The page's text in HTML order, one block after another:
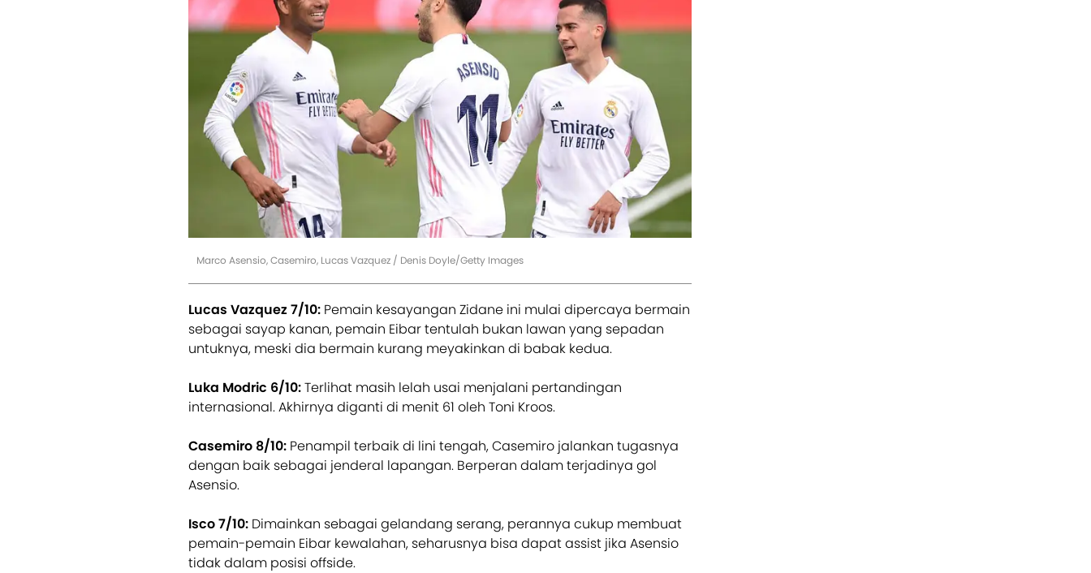
Marco Asensio, Casemiro, Lucas Vazquez / Denis Doyle/Getty Images
Lucas Vazquez 7/10: Pemain kesayangan Zidane ini mulai dipercaya bermain
sebagai sayap kanan, pemain Eibar tentulah bukan lawan yang sepadan
untuknya, meski dia bermain kurang meyakinkan di babak kedua.
Luka Modric 6/10:Terlihat masih lelah usai menjalani pertandingan
internasional. Akhirnya diganti di menit 61 oleh Toni Kroos.
Casemiro 8/10: Penampil terbaik di lini tengah, Casemiro jalankan tugasnya
dengan baik sebagai jenderal lapangan. Berperan dalam terjadinya gol
Asensio.
Isco 7/10: Dimainkan sebagai gelandang serang, perannya cukup membuat
pemain-pemain Eibar kewalahan, seharusnya bisa dapat assist jika Asensio
tidak dalam posisi offside.